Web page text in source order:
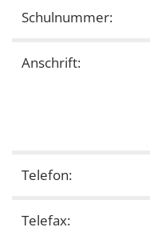
Schulnummer:
Anschrift:
Telefon:
Telefax: